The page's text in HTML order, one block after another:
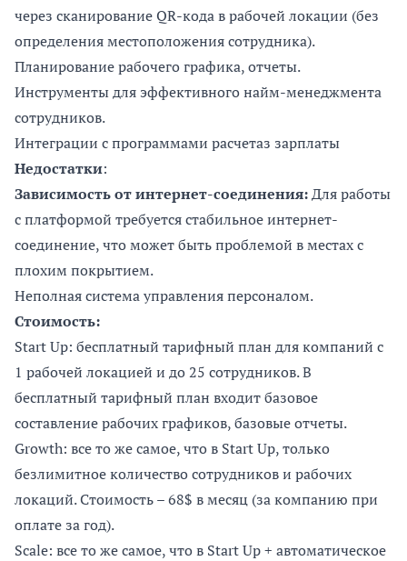
через сканирование QR-кода в рабочей локации (без
определения местоположения сотрудника).
Планирование рабочего графика, отчеты.
Инструменты для эффективного найм-менеджмента
сотрудников.
Интеграции с программами расчетаз зарплаты
Недостатки:
Зависимость от интернет-соединения:Для работы
с платформой требуется стабильное интернет-
соединение, что может быть проблемой в местах с
плохим покрытием.
Неполная система управления персоналом.
Стоимость:
Start Up: бесплатный тарифный план для компаний с
1 рабочей локацией и до 25 сотрудников. В
бесплатный тарифный план входит базовое
составление рабочих графиков, базовые отчеты.
Growth: все то же самое, что в Start Up, только
безлимитное количество сотрудников и рабочих
локаций. Стоимость – 68$ в месяц (за компанию при
оплате за год).
Scale: все то же самое, что в Start Up + автоматическое